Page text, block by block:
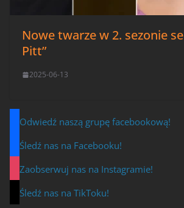
Nowe twarze w 2. sezonie
Pitt”
2025-06-13
Odwiedź naszą grupę facebookową!
Śledź nas na Facebooku!
Zaobserwuj nas na Instagramie!
Śledź nas na TikToku!